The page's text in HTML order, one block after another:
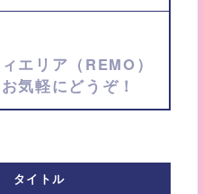
エリア（REMO）
気軽にどうぞ！
タイトル